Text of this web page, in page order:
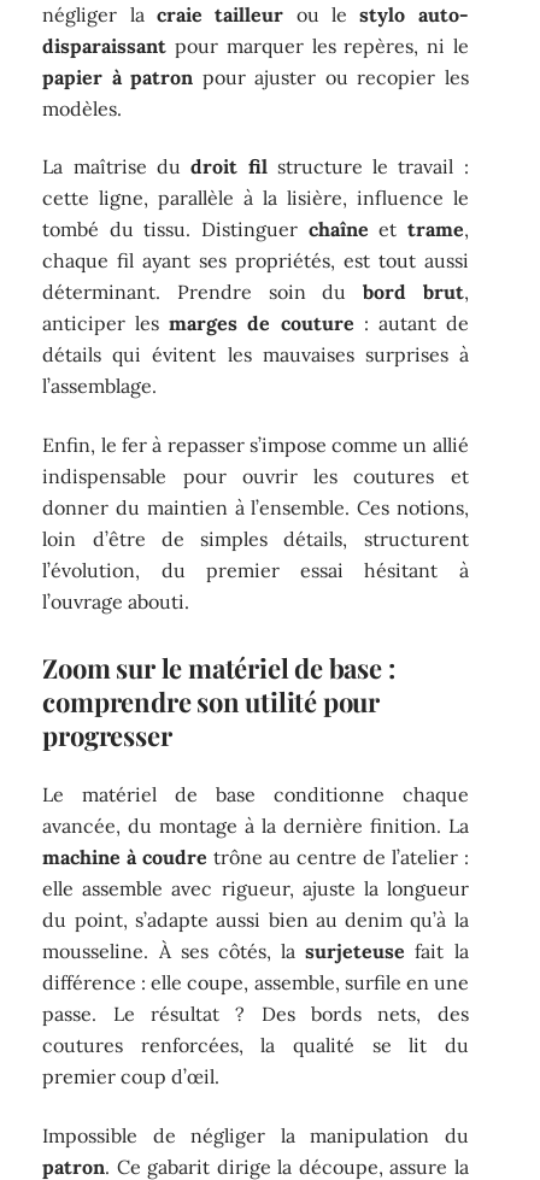
négliger lacraie tailleur ou lestylo auto-
disparaissant pour marquer les repères, ni le
papier à patron pour ajuster ou recopier les
modèles.
La maîtrise dudroit filstructure le travail :
cette ligne, parallèle à la lisière, influence le
tombé du tissu. Distinguer chaîne et trame,
chaque fil ayant ses propriétés, est tout aussi
déterminant. Prendre soin du bord brut,
anticiper lesmarges de couture : autant de
détails qui évitent les mauvaises surprises à
l’assemblage.
Enfin, le fer à repasser s’impose comme un allié
indispensable pour ouvrir les coutures et
donner du maintien à l’ensemble. Ces notions,
loin d’être de simples détails, structurent
l’évolution, du premier essai hésitant à
l’ouvrage abouti.
Zoom sur le matériel de base :
comprendre son utilité pour
progresser
Le matériel de base conditionne chaque
avancée, du montage à la dernière finition. La
machine à coudre trône au centre de l’atelier :
elle assemble avec rigueur, ajuste la longueur
du point, s’adapte aussi bien au denim qu’à la
mousseline. À ses côtés, lasurjeteuse fait la
différence : elle coupe, assemble, surfile en une
passe. Le résultat ? Des bords nets, des
coutures renforcées, la qualité se lit du
premier coup d’œil.
Impossible de négliger la manipulation du
patron. Ce gabarit dirige la découpe, assure la